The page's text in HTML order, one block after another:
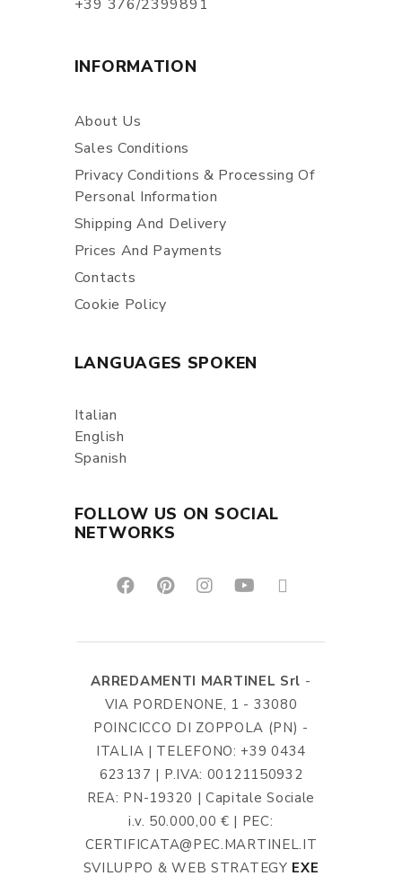
+39 376/2399891
INFORMATION
About Us
Sales Conditions
Privacy Conditions & Processing Of
Personal Information
Shipping And Delivery
Prices And Payments
Contacts
Cookie Policy
LANGUAGES SPOKEN
Italian
English
Spanish
FOLLOW US ON SOCIAL
NETWORKS
ARREDAMENTI MARTINEL Srl -
VIA PORDENONE, 1 - 33080
POINCICCO DI ZOPPOLA (PN) -
ITALIA | TELEFONO: +39 0434
623137 | P.IVA: 00121150932
REA: PN-19320 | Capitale Sociale
i.v. 50.000,00 € | PEC:
CERTIFICATA@PEC.MARTINEL.IT
SVILUPPO & WEB STRATEGY EXE